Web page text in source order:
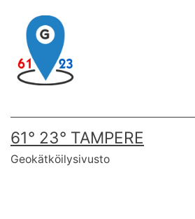
content
61° 23° TAMPERE
Geokätköilysivusto